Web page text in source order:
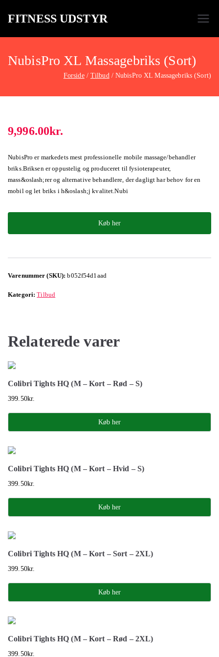
FITNESS UDSTYR
NubisPro XL Massagebriks (Sort)
Forside Tilbud NubisPro XL Massagebriks (Sort)
9,996.00kr.
NubisPro er markedets mest professionelle mobile massage/behandler
briks.Briksen er oppustelig og produceret til fysioterapeuter,
mass&oslash;rer og alternative behandlere, der dagligt har behov for en
mobil og let briks i h&oslash;j kvalitet.Nubi
Køb her
Varenummer (SKU):b052f54d1aad
Kategori:Tilbud
Relaterede varer
Colibri Tights HQ (M – Kort – Rød – S)
399.50kr.
Køb her
Colibri Tights HQ (M – Kort – Hvid – S)
399.50kr.
Køb her
Colibri Tights HQ (M – Kort – Sort – 2XL)
399.50kr.
Køb her
Colibri Tights HQ (M – Kort – Rød – 2XL)
399.50kr.